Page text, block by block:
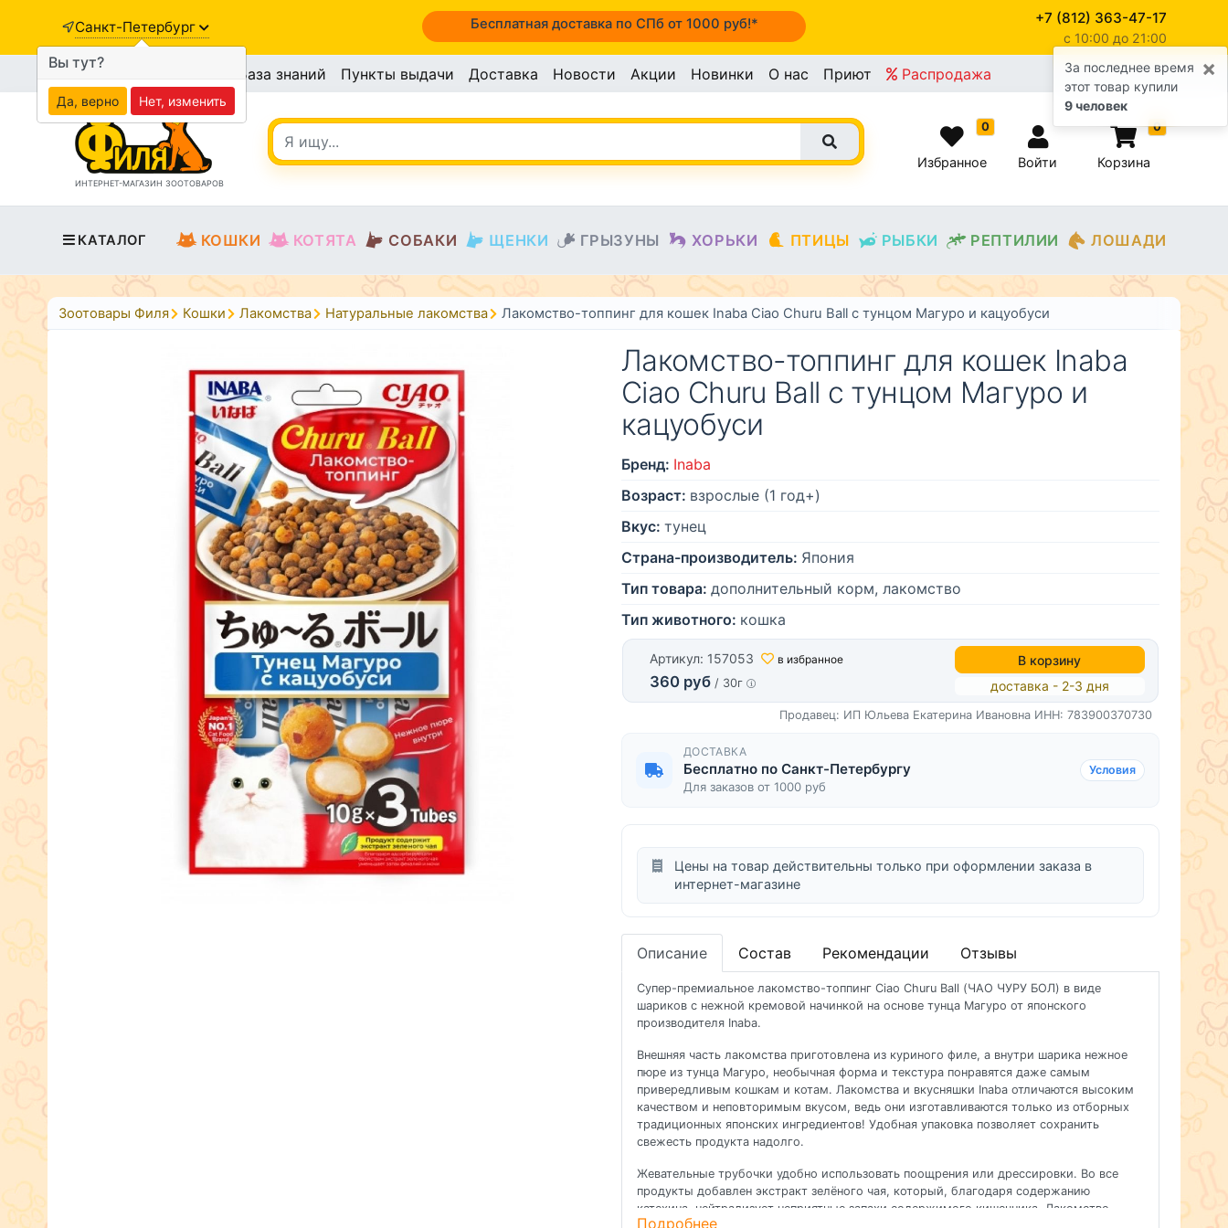
Санкт-Петербург Бесплатная доставка по СПб от 1000 руб!* +7 (812) 363-47-17
c 10:00 до 21:00
База знаний Пункты выдачи Доставка Новости Акции Новинки О нас Приют Распродажа
ИНТЕРНЕТ-МАГАЗИН ЗООТОВАРОВ
0
Избранное Войти
0
Корзина
КАТАЛОГ КОШКИ КОТЯТА СОБАКИ ЩЕНКИ ГРЫЗУНЫ ХОРЬКИ ПТИЦЫ РЫБКИ РЕПТИЛИИ ЛОШАДИ
Зоотовары Филя Кошки Лакомства Натуральные лакомства Лакомство-топпинг для кошек Inaba Ciao Churu Ball с тунцом Магуро и кацуобуси
Лакомство-топпинг для кошек Inaba
Ciao Churu Ball с тунцом Магуро и
кацуобуси
Бренд: Inaba
Возраст: взрослые (1 год+)
Вкус: тунец
Страна-производитель: Япония
Тип товара: дополнительный корм, лакомство
Тип животного: кошка
Артикул: 157053 в избранное
360 руб / 30г
В корзину
доставка - 2-3 дня
Продавец: ИП Юльева Екатерина Ивановна ИНН: 783900370730
ДОСТАВКА
Бесплатно по Санкт-Петербургу
Для заказов от 1000 руб
Условия
Цены на товар действительны только при оформлении заказа в
интернет-магазине
Описание Состав Рекомендации Отзывы
Супер-премиальное лакомство-топпинг Ciao Churu Ball (ЧАО ЧУРУ БОЛ) в виде
шариков с нежной кремовой начинкой на основе тунца Магуро от японского
производителя Inaba.
Внешняя часть лакомства приготовлена из куриного филе, а внутри шарика нежное
пюре из тунца Магуро, необычная форма и текстура понравятся даже самым
привередливым кошкам и котам. Лакомства и вкусняшки Inaba отличаются высоким
качеством и неповторимым вкусом, ведь они изготавливаются только из отборных
традиционных японских ингредиентов! Удобная упаковка позволяет сохранить
свежесть продукта надолго.
Жевательные трубочки удобно использовать поощрения или дрессировки. Во все
продукты добавлен экстракт зелёного чая, который, благодаря содержанию
катехина, нейтрализует неприятные запахи содержимого кишечника. Лакомство
Подробнее
×
За последнее время
этот товар купили
9 человек
Вы тут?
Да, верно Нет, изменить